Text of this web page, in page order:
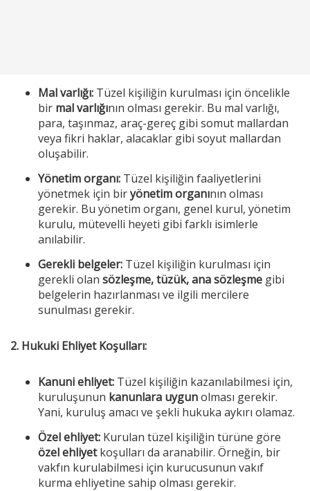
Mal varlığı: Tüzel kişiliğin kurulması için öncelikle
bir mal varlığının olması gerekir. Bu mal varlığı,
para, taşınmaz, araç-gereç gibi somut mallardan
veya fikri haklar, alacaklar gibi soyut mallardan
oluşabilir.
Yönetim organı: Tüzel kişiliğin faaliyetlerini
yönetmek için biryönetim organının olması
gerekir. Bu yönetim organı, genel kurul, yönetim
kurulu, mütevelli heyeti gibi farklı isimlerle
anılabilir.
Gerekli belgeler: Tüzel kişiliğin kurulması için
gerekli olan sözleşme, tüzük, ana sözleşme gibi
belgelerin hazırlanması ve ilgili mercilere
sunulması gerekir.
2. Hukuki Ehliyet Koşulları:
Kanuni ehliyet: Tüzel kişiliğin kazanılabilmesi için,
kuruluşunun kanunlara uygunolması gerekir.
Yani, kuruluş amacı ve şekli hukuka aykırı olamaz.
Özel ehliyet: Kurulan tüzel kişiliğin türüne göre
özel ehliyetkoşulları da aranabilir. Örneğin, bir
vakfın kurulabilmesi için kurucusunun vakıf
kurma ehliyetine sahip olması gerekir.